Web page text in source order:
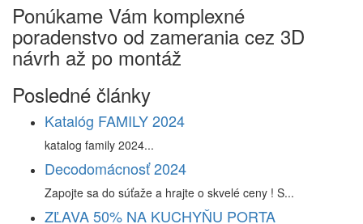
Ponúkame Vám komplexné
poradenstvo od zamerania cez 3D
návrh až po montáž
Posledné články
Katalóg FAMILY 2024
katalog family 2024...
Decodomácnosť 2024
Zapojte sa do súťaže a hrajte o skvelé ceny ! S...
ZĽAVA 50% NA KUCHYŇU PORTA